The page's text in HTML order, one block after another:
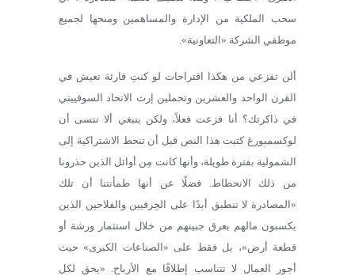
سحب الملكية من الإدارة والمساهمين ومنحها لجميع
موظفي الشركة «التعاونية».
ألن تفزعي من هكذا اقتراحات لو كنتِ قارئة تعيش في
القرن الواحد والعشرين وتحملين إرث الاتحاد السوفييتي
في ذاكرتك؟ أنا فزعت فعلاً، ولكن ينبغي ألا ننسى أن
لوكسمبورغ كتبت هذا النص قبل أن تنحط الاشتراكية إلى
الشمولية بفترة طويلة، وأنها كانت مِن أوائل الذين حذرونا
من ذلك الانحطاط. فضلًا عن أنها طمأنتنا أن تلك
«المصادرة لا تنطبق أبدًا على الحِرفيين والفلاحين الذين
يكسبون مالهم بعرق جبينهم من خلال استثمار ورشة أو
قطعة أرض»، بل فقط على «الصناعات الكبرى» حيث
أجور العمال لا تتناسب إطلاقًا مع الأرباح. «يحق لكل